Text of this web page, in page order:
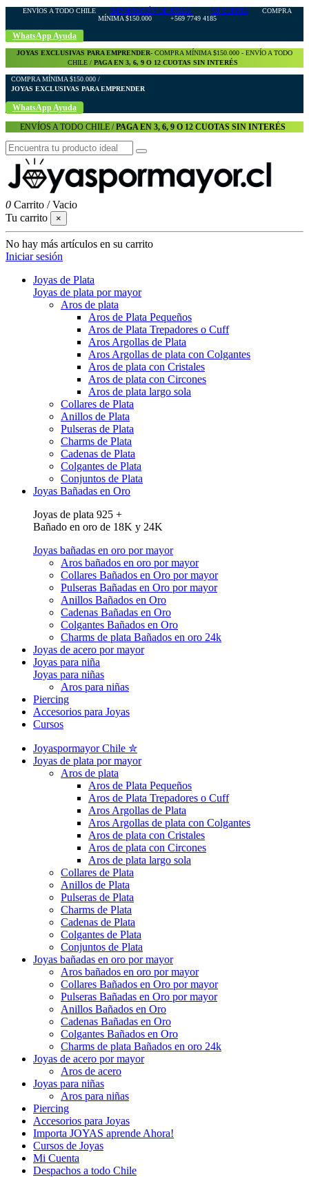
ENVÍOS A TODO CHILE IMPORTACIÓN DE JOYAS MI CUENTA COMPRA
MÍNIMA $150.000 +569 7749 4185
WhatsApp Ayuda
JOYAS EXCLUSIVAS PARA EMPRENDER- COMPRA MÍNIMA $150.000 - ENVÍO A TODO
CHILE / PAGA EN 3, 6, 9 O 12 CUOTAS SIN INTERÉS
COMPRA MÍNIMA $150.000 /
JOYAS EXCLUSIVAS PARA EMPRENDER
WhatsApp Ayuda
ENVÍOS A TODO CHILE /PAGA EN 3, 6, 9 O 12 CUOTAS SIN INTERÉS
0 Carrito /Vacio
Tu carrito
×
No hay más artículos en su carrito
Iniciar sesión
Joyas de Plata
Joyas de plata por mayor
Aros de plata
Aros de Plata Pequeños
Aros de Plata Trepadores o Cuff
Aros Argollas de Plata
Aros Argollas de plata con Colgantes
Aros de plata con Cristales
Aros de plata con Circones
Aros de plata largo sola
Collares de Plata
Anillos de Plata
Pulseras de Plata
Charms de Plata
Cadenas de Plata
Colgantes de Plata
Conjuntos de Plata
Joyas Bañadas en Oro
Joyas de plata 925 +
Bañado en oro de 18K y 24K
Joyas bañadas en oro por mayor
Aros bañados en oro por mayor
Collares Bañados en Oro por mayor
Pulseras Bañadas en Oro por mayor
Anillos Bañados en Oro
Cadenas Bañadas en Oro
Colgantes Bañados en Oro
Charms de plata Bañados en oro 24k
Joyas de acero por mayor
Joyas para niña
Joyas para niñas
Aros para niñas
Piercing
Accesorios para Joyas
Cursos
Joyaspormayor Chile ✮
Joyas de plata por mayor
Aros de plata
Aros de Plata Pequeños
Aros de Plata Trepadores o Cuff
Aros Argollas de Plata
Aros Argollas de plata con Colgantes
Aros de plata con Cristales
Aros de plata con Circones
Aros de plata largo sola
Collares de Plata
Anillos de Plata
Pulseras de Plata
Charms de Plata
Cadenas de Plata
Colgantes de Plata
Conjuntos de Plata
Joyas bañadas en oro por mayor
Aros bañados en oro por mayor
Collares Bañados en Oro por mayor
Pulseras Bañadas en Oro por mayor
Anillos Bañados en Oro
Cadenas Bañadas en Oro
Colgantes Bañados en Oro
Charms de plata Bañados en oro 24k
Joyas de acero por mayor
Aros de acero
Joyas para niñas
Aros para niñas
Piercing
Accesorios para Joyas
Importa JOYAS aprende Ahora!
Cursos de Joyas
Mi Cuenta
Despachos a todo Chile